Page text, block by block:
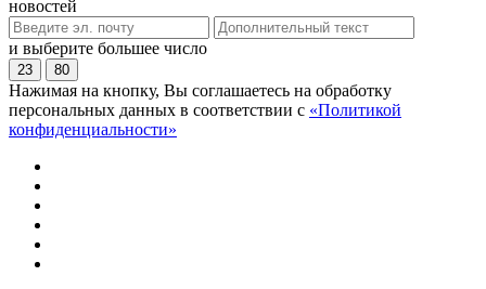
новостей
и выберите большее число
23 80
Нажимая на кнопку, Вы соглашаетесь на обработку
персональных данных в соответствии с «Политикой
конфиденциальности»